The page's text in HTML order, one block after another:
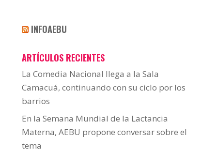
INFOAEBU
ARTÍCULOS RECIENTES
La Comedia Nacional llega a la Sala
Camacuá, continuando con su ciclo por los
barrios
En la Semana Mundial de la Lactancia
Materna, AEBU propone conversar sobre el
tema